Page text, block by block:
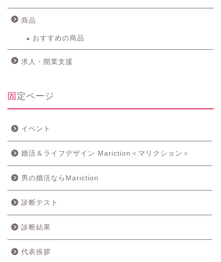
商品
おすすめの商品
求人・開業支援
固定ページ
イベント
婚活＆ライフデザイン Mariction＜マリクション＞
男の婚活ならMariction
診断テスト
診断結果
代表挨拶